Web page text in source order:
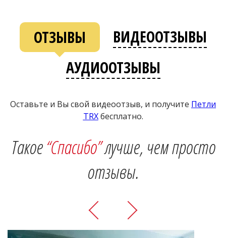
ОТЗЫВЫ
ВИДЕООТЗЫВЫ
АУДИООТЗЫВЫ
Оставьте и Вы свой видеоотзыв, и получите Петли
ТRХбесплатно.
Такое“Спасибо”лучше, чем просто
отзывы.